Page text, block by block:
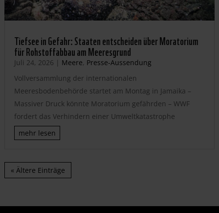
Tiefsee in Gefahr: Staaten entscheiden über Moratorium
für Rohstoffabbau am Meeresgrund
Juli 24, 2026 | Meere, Presse-Aussendung
Vollversammlung der internationalen
Meeresbodenbehörde startet am Montag in Jamaika –
Massiver Druck könnte Moratorium gefährden – WWF
fordert das Verhindern einer Umweltkatastrophe
mehr lesen
« Ältere Einträge